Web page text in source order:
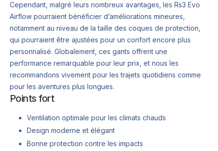
Cependant, malgré leurs nombreux avantages, les Rs3 Evo
Airflow pourraient bénéficier d’améliorations mineures,
notamment au niveau de la taille des coques de protection,
qui pourraient être ajustées pour un confort encore plus
personnalisé. Globalement, ces gants offrent une
performance remarquable pour leur prix, et nous les
recommandons vivement pour les trajets quotidiens comme
pour les aventures plus longues.
Points fort
Ventilation optimale pour les climats chauds
Design moderne et élégant
Bonne protection contre les impacts